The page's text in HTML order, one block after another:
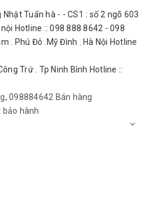
Tuấn hà - - CS1 : số 2 ngõ 603
nội Hotline :: 098 888 8642 - 098
. Phú Đô .Mỹ Đình . Hà Nội Hotline
Trứ . Tp Ninh Bình Hotline ::
, 098884642 Bán hàng
hành